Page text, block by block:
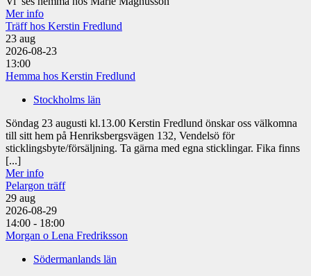
Mer info
Träff hos Kerstin Fredlund
23 aug
2026-08-23
13:00
Hemma hos Kerstin Fredlund
Stockholms län
Söndag 23 augusti kl.13.00 Kerstin Fredlund önskar oss välkomna
till sitt hem på Henriksbergsvägen 132, Vendelsö för
sticklingsbyte/försäljning. Ta gärna med egna sticklingar. Fika finns
[...]
Mer info
Pelargon träff
29 aug
2026-08-29
14:00 - 18:00
Morgan o Lena Fredriksson
Södermanlands län